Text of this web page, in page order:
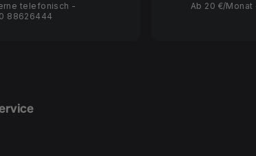
telefonisch -
88626444
Ab 20 €/